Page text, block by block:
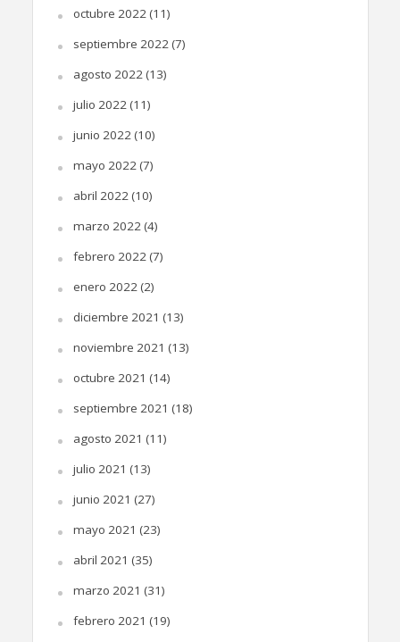
octubre 2022(11)
septiembre 2022(7)
agosto 2022(13)
julio 2022(11)
junio 2022(10)
mayo 2022(7)
abril 2022(10)
marzo 2022(4)
febrero 2022(7)
enero 2022(2)
diciembre 2021 (13)
noviembre 2021 (13)
octubre 2021 (14)
septiembre 2021 (18)
agosto 2021 (11)
julio 2021 (13)
junio 2021 (27)
mayo 2021 (23)
abril 2021 (35)
marzo 2021 (31)
febrero 2021 (19)